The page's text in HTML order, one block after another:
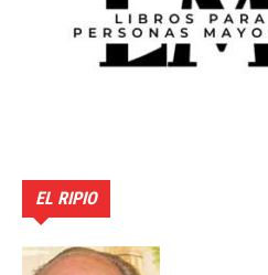
EL RIPIO